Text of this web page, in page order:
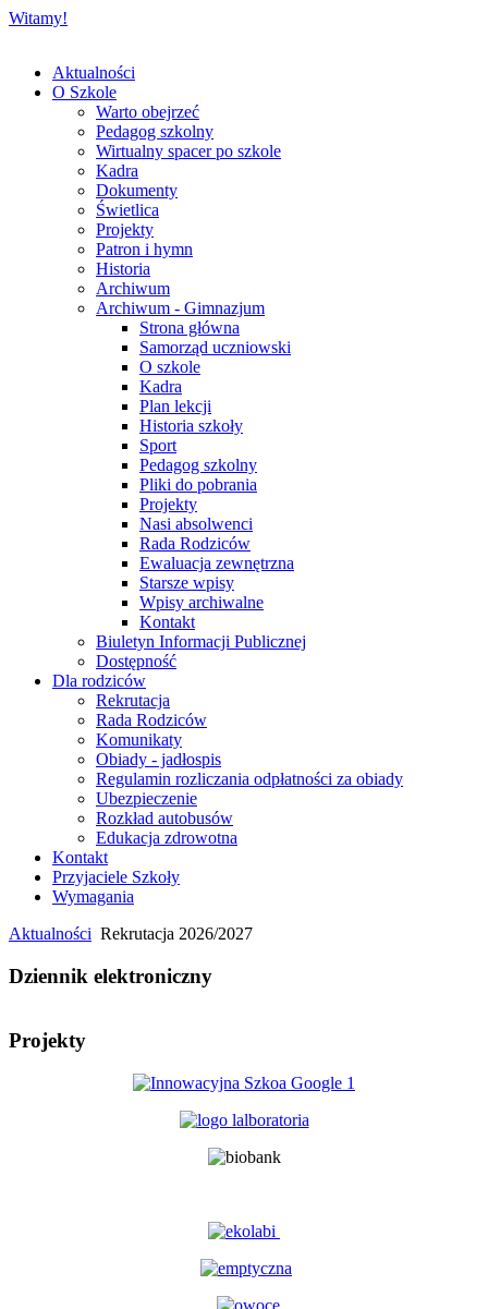
Witamy!
Aktualności
O Szkole
Warto obejrzeć
Pedagog szkolny
Wirtualny spacer po szkole
Kadra
Dokumenty
Świetlica
Projekty
Patron i hymn
Historia
Archiwum
Archiwum - Gimnazjum
Strona główna
Samorząd uczniowski
O szkole
Kadra
Plan lekcji
Historia szkoły
Sport
Pedagog szkolny
Pliki do pobrania
Projekty
Nasi absolwenci
Rada Rodziców
Ewaluacja zewnętrzna
Starsze wpisy
Wpisy archiwalne
Kontakt
Biuletyn Informacji Publicznej
Dostępność
Dla rodziców
Rekrutacja
Rada Rodziców
Komunikaty
Obiady - jadłospis
Regulamin rozliczania odpłatności za obiady
Ubezpieczenie
Rozkład autobusów
Edukacja zdrowotna
Kontakt
Przyjaciele Szkoły
Wymagania
Aktualności Rekrutacja 2026/2027
Dziennik elektroniczny
Projekty